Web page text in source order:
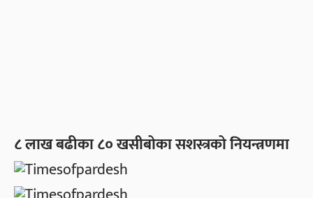
८ लाख बढीका ८० खसीबोका सशस्त्रको नियन्त्रणमा